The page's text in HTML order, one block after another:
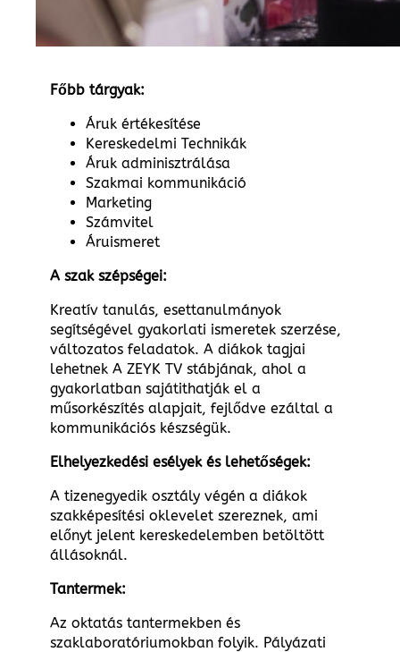
Főbb tárgyak:
Áruk értékesítése
Kereskedelmi Technikák
Áruk adminisztrálása
Szakmai kommunikáció
Marketing
Számvitel
Áruismeret
A szak szépségei:
Kreatív tanulás, esettanulmányok
segítségével gyakorlati ismeretek szerzése,
változatos feladatok. A diákok tagjai
lehetnek A ZEYK TV stábjának, ahol a
gyakorlatban sajátithatják el a
műsorkészítés alapjait, fejlődve ezáltal a
kommunikációs készségük.
Elhelyezkedési esélyek és lehetőségek:
A tizenegyedik osztály végén a diákok
szakképesítési oklevelet szereznek, ami
előnyt jelent kereskedelemben betöltött
állásoknál.
Tantermek:
Az oktatás tantermekben és
szaklaboratóriumokban folyik. Pályázati